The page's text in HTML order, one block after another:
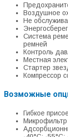
Воздушное
Не
Система
ремней
Контроль
Местная
Стартер
Компрессор
Возможные
Гибкое